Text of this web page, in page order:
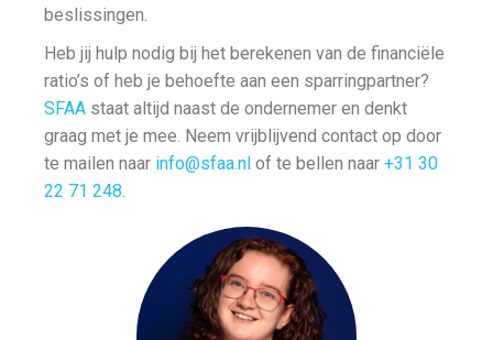
beslissingen.
Heb jij hulp nodig bij het berekenen van de financiële
ratio’s of heb je behoefte aan een sparringpartner?
SFAA staat altijd naast de ondernemer en denkt
graag met je mee. Neem vrijblijvend contact op door
te mailen naar info@sfaa.nl of te bellen naar +31 30
22 71 248.